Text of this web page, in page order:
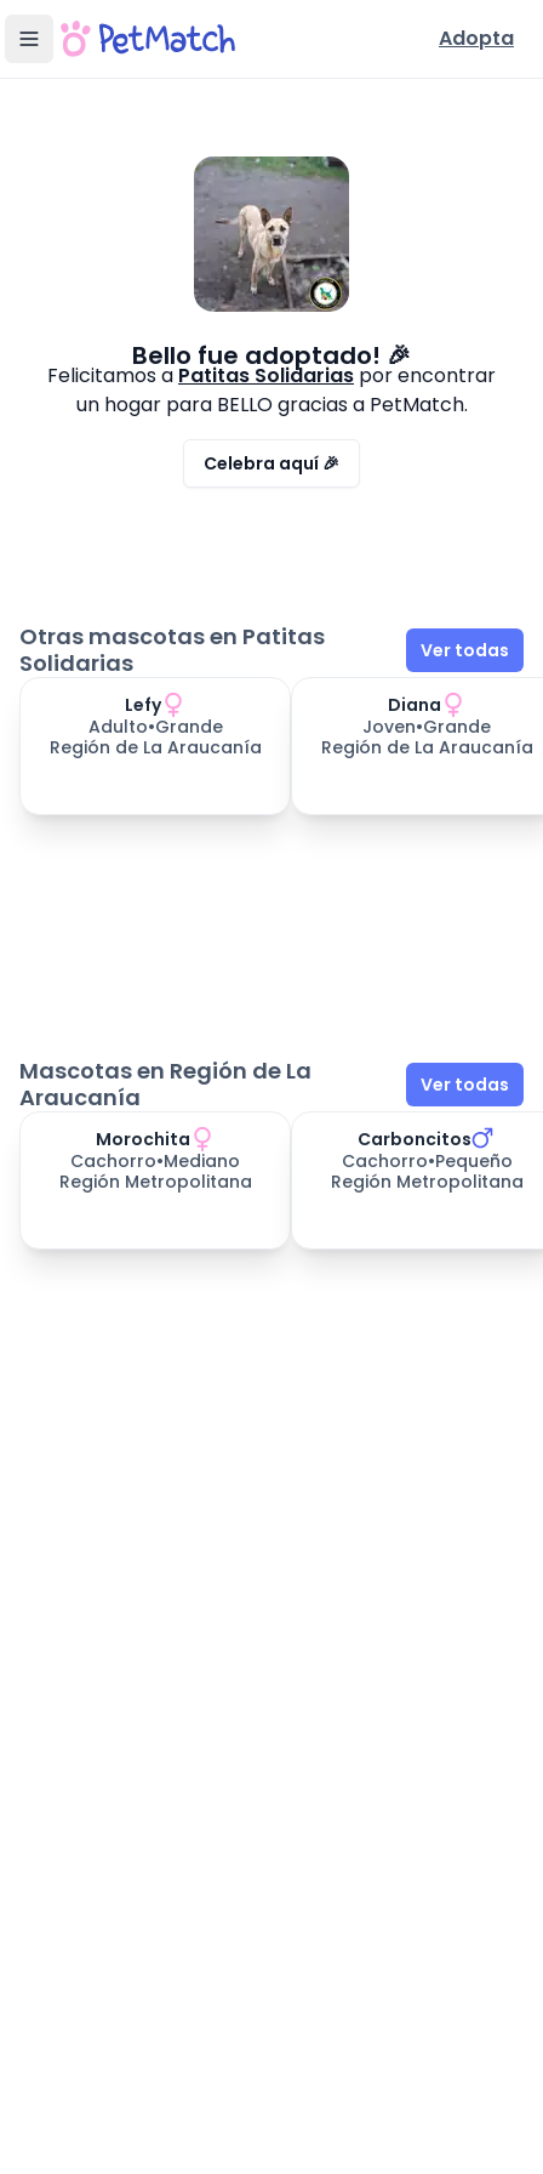
Adopta
Bello fue adoptado! 🎉
Felicitamos a Patitas Solidarias por encontrar
un hogar para BELLOgracias a PetMatch.
Celebra aquí 🎉
Otras mascotas en Patitas
Solidarias
Ver todas
Lefy
Adulto•Grande
Región de La Araucanía
Diana
Joven•Grande
Región de La Araucanía
Mascotas en Región de La
Araucanía
Ver todas
Morochita
Cachorro•Mediano
Región Metropolitana
Carboncitos
Cachorro•Pequeño
Región Metropolitana